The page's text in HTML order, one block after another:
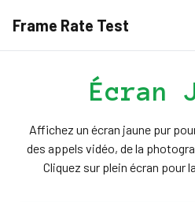
Frame Rate Test
Écran
Affichez un écran jaune pur
des appels vidéo, de la
Cliquez sur plein écran pour